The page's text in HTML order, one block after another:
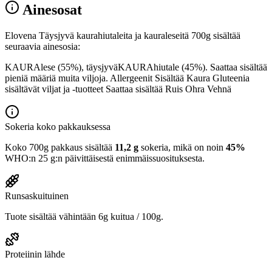
Ainesosat
Elovena Täysjyvä kaurahiutaleita ja kauraleseitä 700g sisältää
seuraavia ainesosia:
KAURAlese (55%), täysjyväKAURAhiutale (45%). Saattaa sisältää
pieniä määriä muita viljoja. Allergeenit Sisältää Kaura Gluteenia
sisältävät viljat ja -tuotteet Saattaa sisältää Ruis Ohra Vehnä
Sokeria koko pakkauksessa
Koko 700g pakkaus sisältää 11,2 g sokeria, mikä on noin 45%
WHO:n 25 g:n päivittäisestä enimmäissuosituksesta.
Runsaskuituinen
Tuote sisältää vähintään 6g kuitua / 100g.
Proteiinin lähde